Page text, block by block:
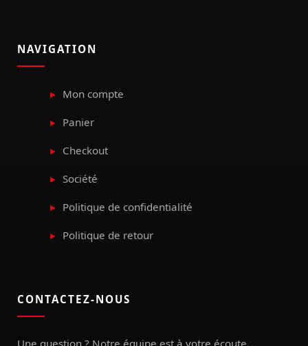
NAVIGATION
Mon compte
Panier
Checkout
Société
Politique de confidentialité
Politique de retour
CONTACTEZ-NOUS